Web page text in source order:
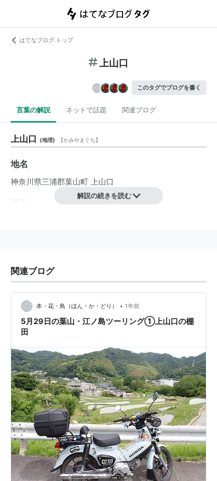
はてなブログ トップ
上山口
このタグでブログを書く
言葉の解説 ネットで話題 関連ブログ
上山口 (地理) 【かみやまぐち】
地名
神奈川県三浦郡葉山町 上山口
関連
地名
埼玉県所沢市 上山口−「西武ドーム」「西武球場前
駅
関連
→
解説の続きを読む
関連ブログ
本・花・鳥（ほん・か・どり） • 1年前
5月29日の葉山・江ノ島ツーリング①上山口の棚
田